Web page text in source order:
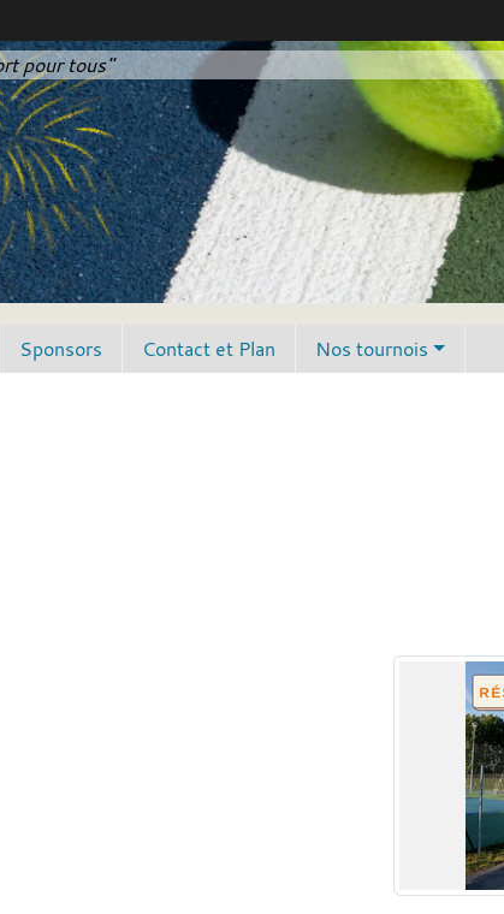
pour tous"
Sponsors Contact et Plan Nos tournois